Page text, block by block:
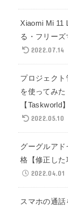
Xiaomi Mi 11
る・フリーズ
2022.07.14
プロジェクト
を使ってみた
【Taskworld】
2022.05.10
グーグルア
格【修正した
2022.04.01
スマホの通話